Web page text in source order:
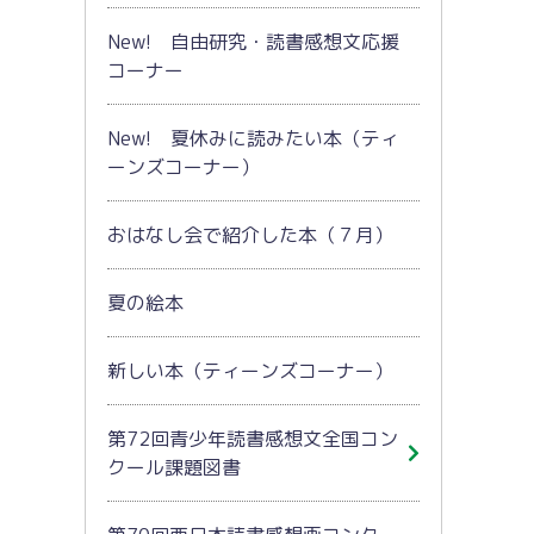
New! 自由研究・読書感想文応援
コーナー
New! 夏休みに読みたい本（ティ
ーンズコーナー）
おはなし会で紹介した本（７月）
夏の絵本
新しい本（ティーンズコーナー）
第72回青少年読書感想文全国コン
クール課題図書